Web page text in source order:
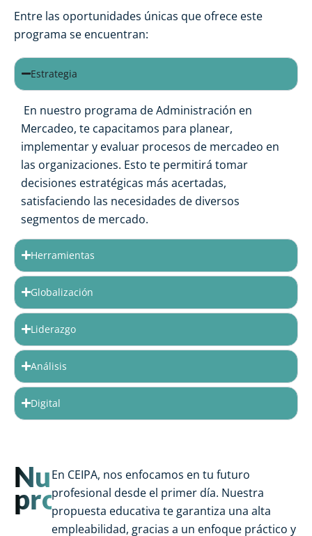
Entre las oportunidades únicas que ofrece este
programa se encuentran:
Estrategia
En nuestro programa de Administración en
Mercadeo, te capacitamos para planear,
implementar y evaluar procesos de mercadeo en
las organizaciones. Esto te permitirá tomar
decisiones estratégicas más acertadas,
satisfaciendo las necesidades de diversos
segmentos de mercado.
Herramientas
Globalización
Liderazgo
Análisis
Digital
Nuestra
promesa
En CEIPA, nos enfocamos en tu futuro
profesional desde el primer día. Nuestra
propuesta educativa te garantiza una alta
empleabilidad, gracias a un enfoque práctico y